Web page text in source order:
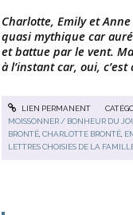
Charlotte, Emily et
quasi mythique car
et battue par le vent.
à l’instant car, oui,
LIEN PERMANENT
MOISSONNER / BONHEUR DU
BRONTË ,CHARLOTTE BRONTË
LETTRES CHOISIES DE LA